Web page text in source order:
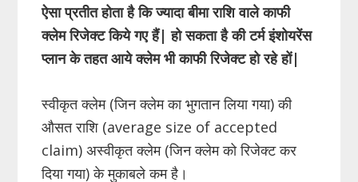
ऐसा प्रतीत होता है कि ज्यादा बीमा राशि वाले काफी
क्लेम रिजेक्ट किये गए हैं| हो सकता है की टर्म इंशोयरेंस
प्लान के तहत आये क्लेम भी काफी रिजेक्ट हो रहे हों|
स्वीकृत क्लेम (जिन क्लेम का भुगतान लिया गया) की
औसत राशि (average size of accepted
claim) अस्वीकृत क्लेम (जिन क्लेम को रिजेक्ट कर
दिया गया) के मुकाबले कम है।